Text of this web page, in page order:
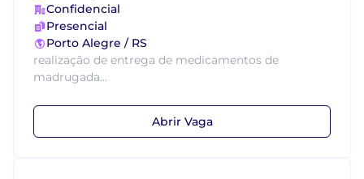
Confidencial
Presencial
Porto Alegre / RS
realização de entrega de medicamentos de
madrugada...
Abrir Vaga